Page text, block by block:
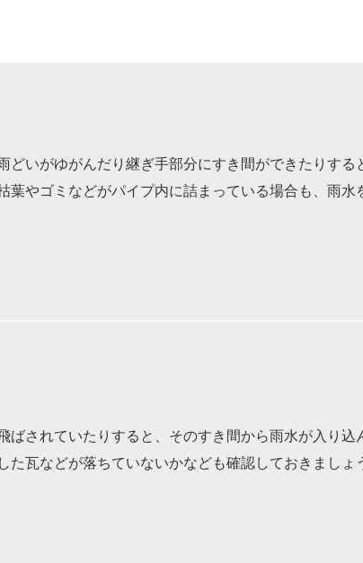
どいがゆがんだり継ぎ手部分にすき間ができたりする
葉やゴミなどがパイプ内に詰まっている場合も、雨水
ばされていたりすると、そのすき間から雨水が入り込
た瓦などが落ちていないかなども確認しておきましょ